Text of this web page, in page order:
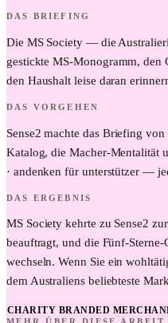
DAS BRIEFING
Die MS Society — die
gestickte MS-Monogramm, den
den Haushalt leise daran
DAS VORGEHEN
Sense2 machte das Briefing
Katalog, die Macher-Mentalität
· andenken für unterstützer —
DAS ERGEBNIS
MS Society kehrte zu Sense2
beauftragt, und die Fünf-
wechseln. Wenn Sie ein
dem Australiens beliebteste
CHARITY BRANDED